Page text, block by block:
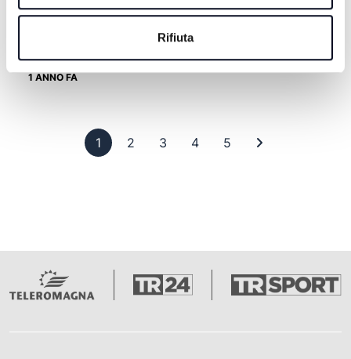
Rifiuta
PARTE (CLAUDIO BOLOGNESI) -
1 ANNO FA
1 Pagina 1
2 Pagina 2
3 Pagina 3
4Pagina 4
5 Pagina 5